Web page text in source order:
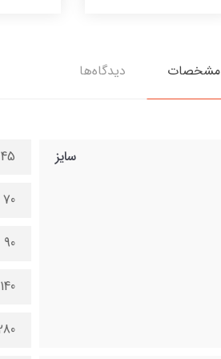
مشخصات دیدگاه‌ها
سایز 45 در 100 سانتی متر
70 در 150 سانتی متر
90 در 200 سانتی متر
140 در 300 سانتی متر
280 در 600